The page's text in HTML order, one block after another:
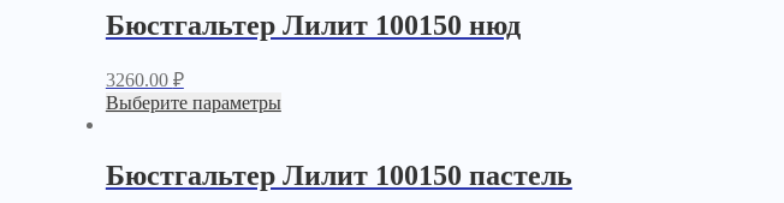
Бюстгальтер Лилит 100150 нюд
3260.00 ₽
Выберите параметры
Бюстгальтер Лилит 100150 пастель